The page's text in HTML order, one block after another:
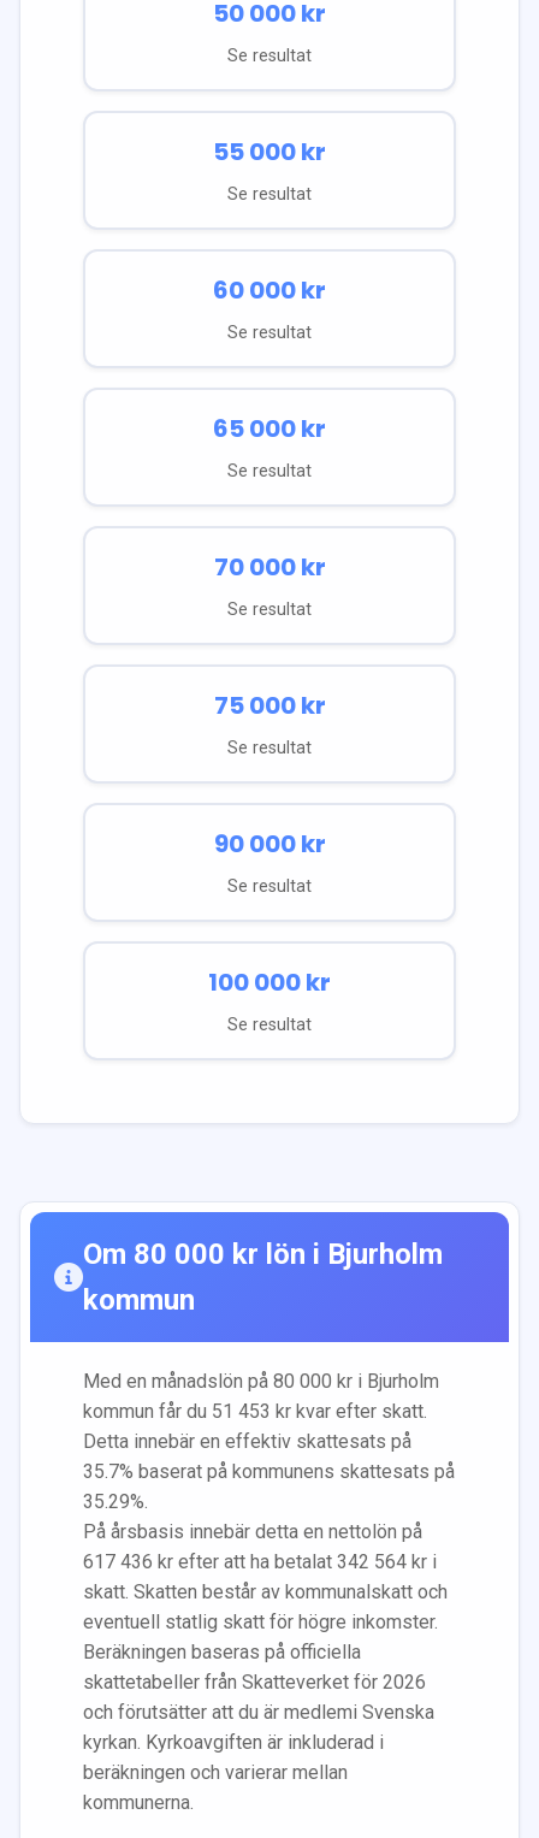
50 000kr
Se resultat
55 000kr
Se resultat
60 000kr
Se resultat
65 000kr
Se resultat
70 000kr
Se resultat
75 000kr
Se resultat
90 000kr
Se resultat
100 000kr
Se resultat
Om 80 000 kr lön i Bjurholm
kommun
Med en månadslön på 80 000 kr i Bjurholm
kommun får du 51 453 kr kvar efter skatt.
Detta innebär en effektiv skattesats på
35.7% baserat på kommunens skattesats på
35.29%.
På årsbasis innebär detta en nettolön på
617 436 kr efter att ha betalat 342 564 kr i
skatt. Skatten består av kommunalskatt och
eventuell statlig skatt för högre inkomster.
Beräkningen baseras på officiella
skattetabeller från Skatteverket för 2026
och förutsätter att du är medlemi Svenska
kyrkan. Kyrkoavgiften är inkluderad i
beräkningen och varierar mellan
kommunerna.